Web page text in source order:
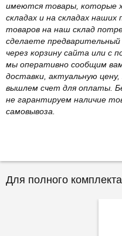
имеются товары, которые
складах и на складах
товаров на наш склад
сделаете
через корзину сайта или с
мы оперативно сообщим
доставки, актуальную
вышлем счет для оплаты.
не гарантируем наличие
самовывоза.
Для полного